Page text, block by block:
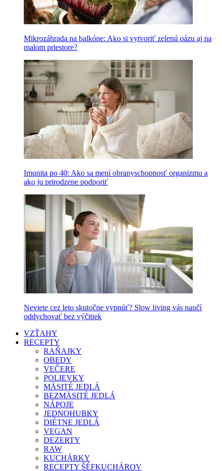
Mikrozáhrada na balkóne: Ako si vytvoriť zelenú oázu aj na
malom priestore?
Imunita po 40: Ako sa mení obranyschopnosť organizmu a
ako ju prirodzene podporiť
Neviete cez leto skutočne vypnúť? Slow living vás naučí
oddychovať bez výčitiek
VZŤAHY
RECEPTY
RAŇAJKY
OBEDY
VEČERE
POLIEVKY
MÄSITÉ JEDLÁ
BEZMÄSITÉ JEDLÁ
NÁPOJE
JEDNOHUBKY
DIÉTNE JEDLÁ
VEGAN
DEZERTY
RAW
KUCHÁRKY
RECEPTY ŠÉFKUCHÁROV